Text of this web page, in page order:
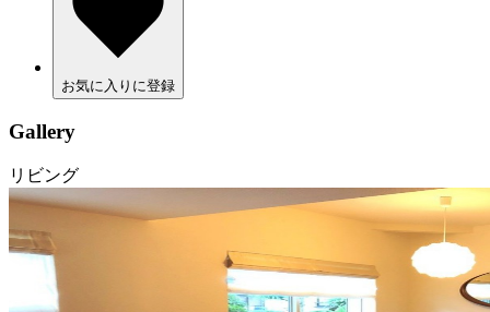
お気に入りに登録
Gallery
リビング